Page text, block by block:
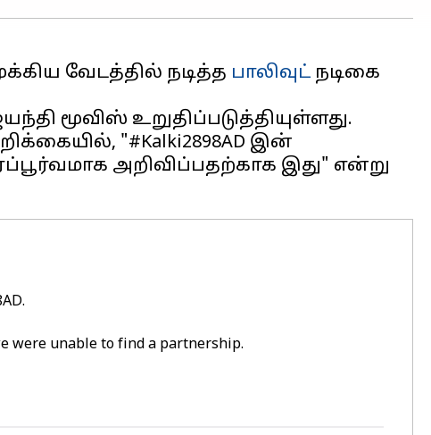
வேடத்தில் நடித்த பாலிவுட் நடிகை
மூவிஸ் உறுதிப்படுத்தியுள்ளது.
"#Kalki2898AD இன்
அறிவிப்பதற்காக இது" என்று
.
were unable to find a partnership.